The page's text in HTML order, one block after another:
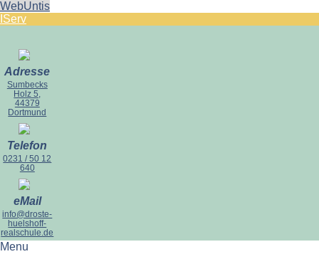
WebUntis
IServ
Adresse
Sumbecks
Holz 5,
44379
Dortmund
Telefon
0231 / 50 12
640
eMail
info@droste-
huelshoff-
realschule.de
Menu